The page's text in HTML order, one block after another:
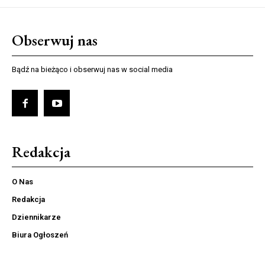
Obserwuj nas
Bądź na bieżąco i obserwuj nas w social media
Redakcja
O Nas
Redakcja
Dziennikarze
Biura Ogłoszeń